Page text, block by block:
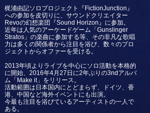
梶浦由記ソロプロジェクト『FictionJunction』
への参加を皮切りに、サウンドクリエイター
Revoの幻想楽団『Sound Horizon』に参加。
近年は人気のアーケードゲーム「Gunslinger
Stratos」の楽曲に参加する等、その非凡な歌唱
力は多くの関係者から注目を浴び、数々のプロ
ジェクトからオファーを受ける。
2013年頃よりライブを中心にソロ活動を本格的
に開始、2016年4月27日に2年ぶりの3ndアルバ
ム「Make it」をリリース。
活動範囲は日本国内にとどまらず、ドイツ、香
港、中国など海外イベントにも出演。
今最も注目を浴びているアーティストの一人で
ある。